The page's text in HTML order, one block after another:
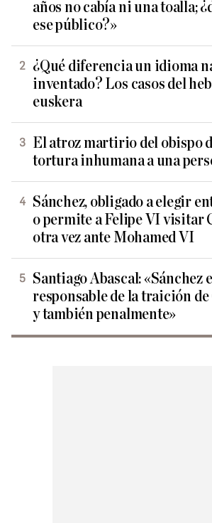
años no cabía ni una toalla;
ese público?»
¿Qué diferencia un idioma
inventado? Los casos del
euskera
El atroz martirio del obispo
tortura inhumana a una
Sánchez, obligado a elegir
o permite a Felipe VI visitar
otra vez ante Mohamed VI
Santiago Abascal: «Sánchez
responsable de la traición
y también penalmente»